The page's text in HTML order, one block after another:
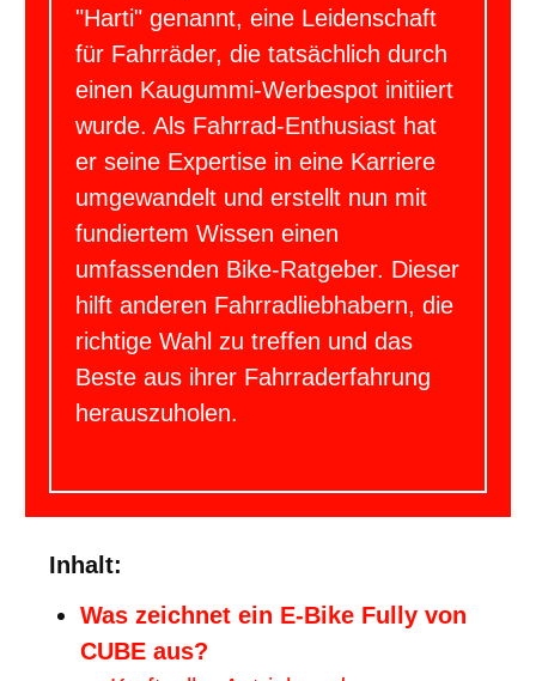
"Harti" genannt, eine Leidenschaft
für Fahrräder, die tatsächlich durch
einen Kaugummi-Werbespot initiiert
wurde. Als Fahrrad-Enthusiast hat
er seine Expertise in eine Karriere
umgewandelt und erstellt nun mit
fundiertem Wissen einen
umfassenden Bike-Ratgeber. Dieser
hilft anderen Fahrradliebhabern, die
richtige Wahl zu treffen und das
Beste aus ihrer Fahrraderfahrung
herauszuholen.
Inhalt:
Was zeichnet ein E-Bike Fully von
CUBE aus?